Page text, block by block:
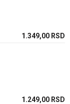
1.349,00 RSD
1.249,00 RSD